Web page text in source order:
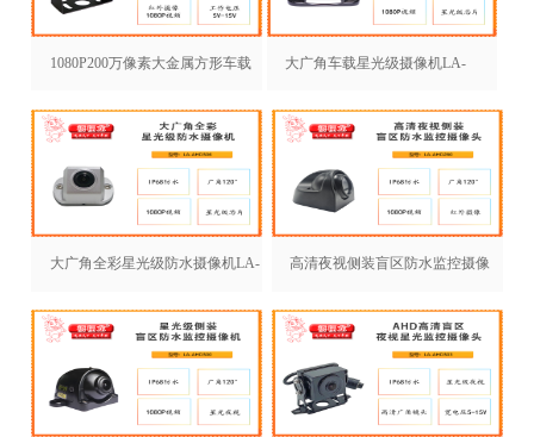
1080P200万像素大金属方形车载
红外水摄像LA-AHD2
大广角车载星光级摄像机LA-
AHD308
大广角全彩星光级防水摄像机LA-
AHD306
高清夜视侧装盲区防水监控摄像
头LA-AHD280